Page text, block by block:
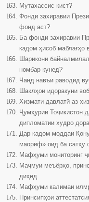
Мутахассис кист?
Фонди захиравии
фонд аст?
Ба фонди захиравии
кадом ҳисоб маблағҳо
Шарикони
номбар кунед?
Чанд навъи раводид
Шаклҳои идоракуни
Хизмати давлатӣ аз
Ҷумҳурии Тоҷикистон
дипломатии худро
Дар кадом моддаи
маориф» оид ба сатҳу
Мафҳуми мониторинг
Маҷмуи меъёрҳо,
диҳед
Мафҳуми калимаи
Принсипҳои